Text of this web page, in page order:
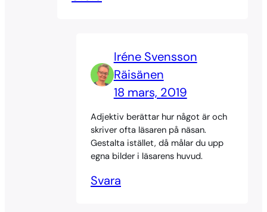
Iréne Svensson
Räisänen
18 mars, 2019
Adjektiv berättar hur något är och
skriver ofta läsaren på näsan.
Gestalta istället, då målar du upp
egna bilder i läsarens huvud.
Svara